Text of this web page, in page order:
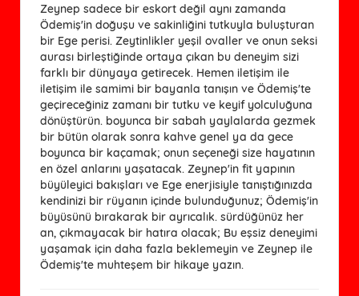
Zeynep sadece bir eskort değil aynı zamanda
Ödemiş'in doğuşu ve sakinliğini tutkuyla buluşturan
bir Ege perisi. Zeytinlikler yeşil ovaller ve onun seksi
aurası birleştiğinde ortaya çıkan bu deneyim sizi
farklı bir dünyaya getirecek. Hemen iletişim ile
iletişim ile samimi bir bayanla tanışın ve Ödemiş'te
geçireceğiniz zamanı bir tutku ve keyif yolculuğuna
dönüştürün. boyunca bir sabah yaylalarda gezmek
bir bütün olarak sonra kahve genel ya da gece
boyunca bir kaçamak; onun seçeneği size hayatının
en özel anlarını yaşatacak. Zeynep'in fit yapının
büyüleyici bakışları ve Ege enerjisiyle tanıştığınızda
kendinizi bir rüyanın içinde bulunduğunuz; Ödemiş'in
büyüsünü bırakarak bir ayrıcalık. sürdüğünüz her
an, çıkmayacak bir hatıra olacak; Bu eşsiz deneyimi
yaşamak için daha fazla beklemeyin ve Zeynep ile
Ödemiş'te muhteşem bir hikaye yazın.